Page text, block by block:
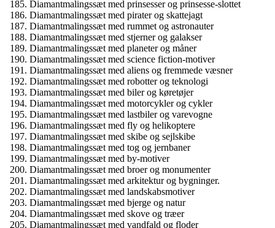
Diamantmalingssæt med prinsesser og prinsesse-slottet
Diamantmalingssæt med pirater og skattejagt
Diamantmalingssæt med rummet og astronauter
Diamantmalingssæt med stjerner og galakser
Diamantmalingssæt med planeter og måner
Diamantmalingssæt med science fiction-motiver
Diamantmalingssæt med aliens og fremmede væsner
Diamantmalingssæt med robotter og teknologi
Diamantmalingssæt med biler og køretøjer
Diamantmalingssæt med motorcykler og cykler
Diamantmalingssæt med lastbiler og varevogne
Diamantmalingssæt med fly og helikoptere
Diamantmalingssæt med skibe og sejlskibe
Diamantmalingssæt med tog og jernbaner
Diamantmalingssæt med by-motiver
Diamantmalingssæt med broer og monumenter
Diamantmalingssæt med arkitektur og bygninger.
Diamantmalingssæt med landskabsmotiver
Diamantmalingssæt med bjerge og natur
Diamantmalingssæt med skove og træer
Diamantmalingssæt med vandfald og floder